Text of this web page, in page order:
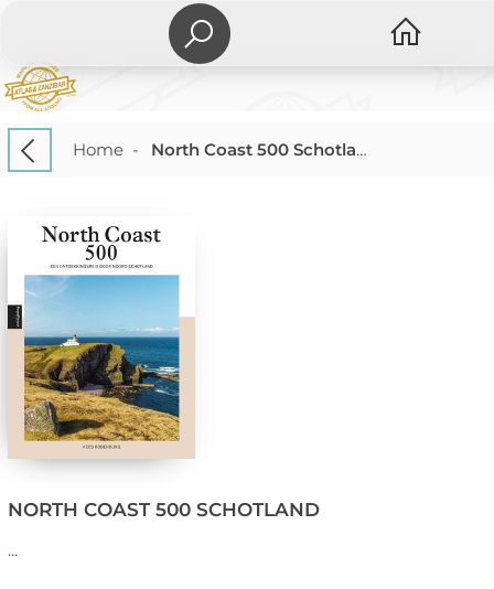
Home- North Coast 500 Schotland
NORTH COAST 500 SCHOTLAND
...